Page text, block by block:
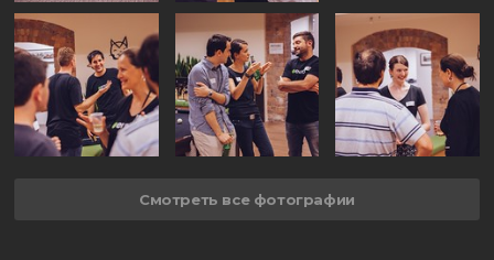
Смотреть все фотографии